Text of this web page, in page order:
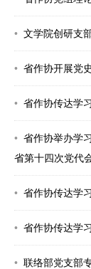
文学院创研支
省作协开展党
省作协传达学
省作协举办学
省第十四次党代
省作协传达学
省作协传达学
联络部党支部